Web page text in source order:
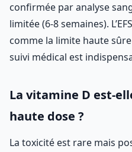
confirmée par analyse
limitée (6-8 semaines).
comme la limite haute
suivi médical est
La vitamine D est-
haute dose ?
La toxicité est rare mais